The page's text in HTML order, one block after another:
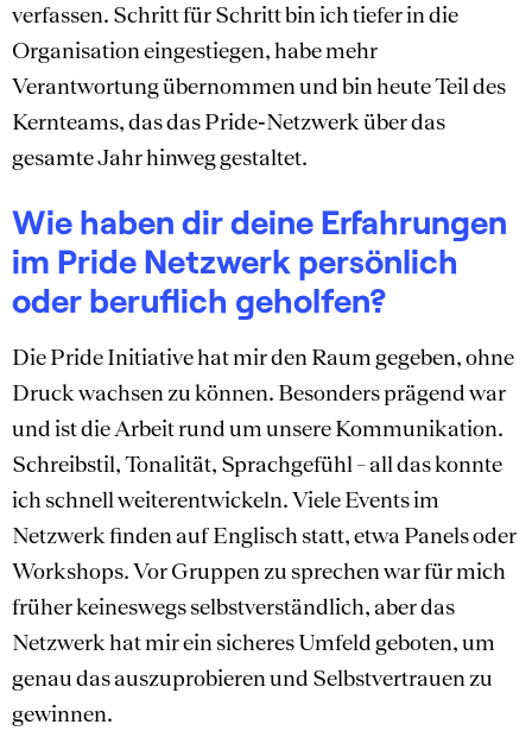
verfassen. Schritt für Schritt bin ich tiefer in die
Organisation eingestiegen, habe mehr
Verantwortung übernommen und bin heute Teil des
Kernteams, das das Pride‑Netzwerk über das
gesamte Jahr hinweg gestaltet.
Wie haben dir deine Erfahrungen
im Pride Netzwerk persönlich
oder beruflich geholfen?
Die Pride Initiative hat mir den Raum gegeben, ohne
Druck wachsen zu können. Besonders prägend war
und ist die Arbeit rund um unsere Kommunikation.
Schreibstil, Tonalität, Sprachgefühl – all das konnte
ich schnell weiterentwickeln. Viele Events im
Netzwerk finden auf Englisch statt, etwa Panels oder
Workshops. Vor Gruppen zu sprechen war für mich
früher keineswegs selbstverständlich, aber das
Netzwerk hat mir ein sicheres Umfeld geboten, um
genau das auszuprobieren und Selbstvertrauen zu
gewinnen.